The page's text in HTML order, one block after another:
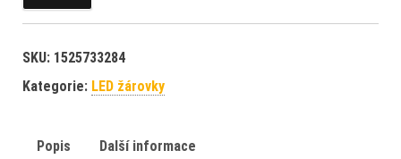
SKU: 1525733284
Kategorie: LED žárovky
Popis Další informace